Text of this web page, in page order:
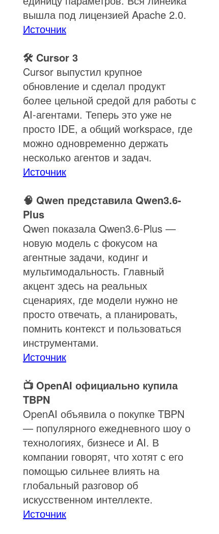
вышла под лицензией Apache 2.0.
Источник
🛠️ Cursor 3
Cursor выпустил крупное
обновление и сделал продукт
более цельной средой для работы с
AI-агентами. Теперь это уже не
просто IDE, а общий workspace, где
можно одновременно держать
несколько агентов и задач.
Источник
🧠 Qwen представила Qwen3.6-
Plus
Qwen показала Qwen3.6-Plus —
новую модель с фокусом на
агентные задачи, кодинг и
мультимодальность. Главный
акцент здесь на реальных
сценариях, где модели нужно не
просто отвечать, а планировать,
помнить контекст и пользоваться
инструментами.
Источник
📺 OpenAI официально купила
TBPN
OpenAI объявила о покупке TBPN
— популярного ежедневного шоу о
технологиях, бизнесе и AI. В
компании говорят, что хотят с его
помощью сильнее влиять на
глобальный разговор об
искусственном интеллекте.
Источник